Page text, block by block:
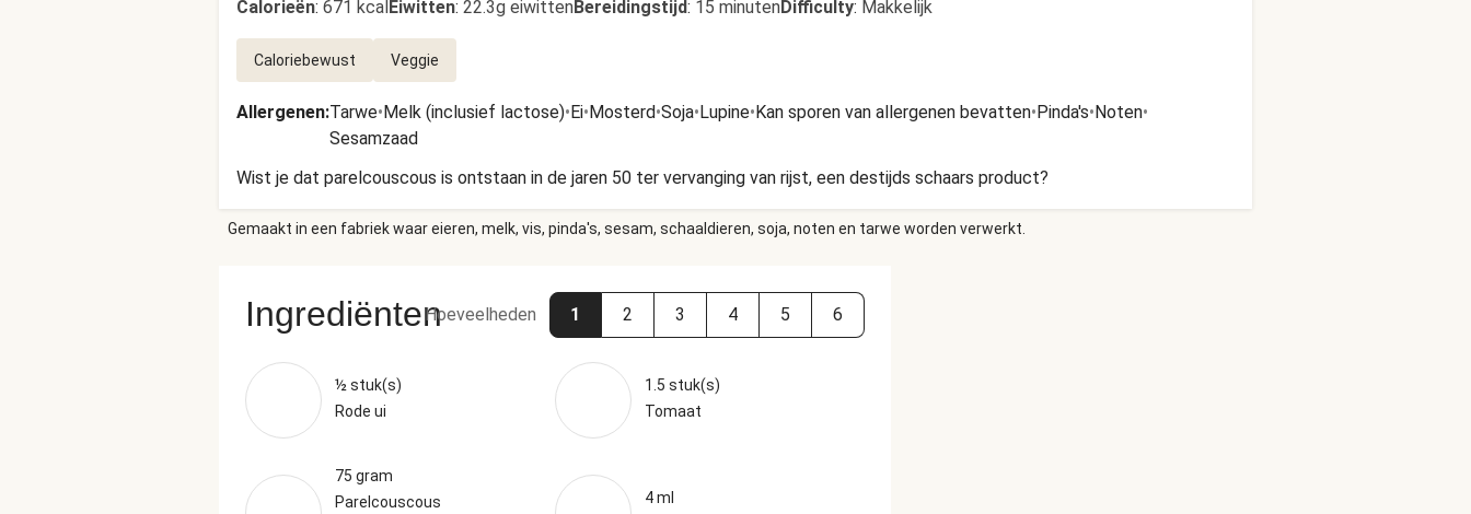
Calorieën: 671 kcalEiwitten: 22.3g eiwittenBereidingstijd: 15 minutenDifficulty: Makkelijk
Caloriebewust Veggie
Allergenen:Tarwe•Melk (inclusief lactose)•Ei•Mosterd•Soja•Lupine•Kan sporen van allergenen bevatten•Pinda's•Noten•
Sesamzaad
Wist je dat parelcouscous is ontstaan in de jaren 50 ter vervanging van rijst, een destijds schaars product?
Gemaakt in een fabriek waar eieren, melk, vis, pinda's, sesam, schaaldieren, soja, noten en tarwe worden verwerkt.
IngrediëntenHoeveelheden 1 2 3 4 5 6
½ stuk(s)
Rode ui
1.5 stuk(s)
Tomaat
75 gram
Parelcouscous
4 ml